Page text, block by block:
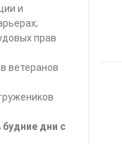
и
прав
ветеранов
дни с